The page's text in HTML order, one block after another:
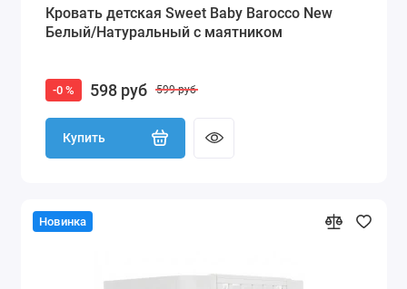
Кровать детская Sweet Baby Barocco New
Белый/Натуральный с маятником
-0 % 598 руб 599 руб
Купить
Новинка